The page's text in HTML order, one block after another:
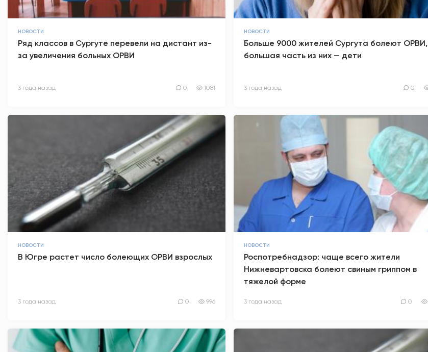
ЭТО У НАС СЕМЕЙНОЕ
АНТИТЕРРОР
Вход / Регистрация
НОВОСТИ
Ряд классов в Сургуте перевели на дистант из-
за увеличения больных ОРВИ
3 года назад 0 1081
НОВОСТИ
Больше 9000 жителей Сургута болеют ОРВИ,
большая часть из них — дети
3 года назад 0
НОВОСТИ
В Югре растет число болеющих ОРВИ взрослых
3 года назад 0 996
НОВОСТИ
Роспотребнадзор: чаще всего жители
Нижневартовска болеют свиным гриппом в
тяжелой форме
3 года назад 0